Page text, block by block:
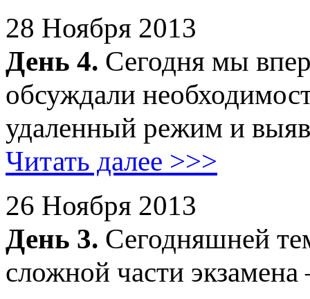
28 Ноября 2013
День 4. Сегодня мы
обсуждали
удаленный режим и
Читать далее >>>
26 Ноября 2013
День 3. Сегодняшней
сложной части